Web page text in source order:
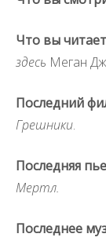
Что вы
здесь Меган
Последний
Грешники.
Последняя
Мертл.
Последнее